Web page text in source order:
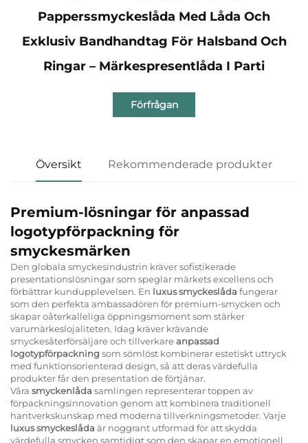
Papperssmyckeslåda Med Låda Och
Exklusiv Bandhandtag För Halsband Och
Ringar – Märkespresentlåda I Parti
Förfrågan
Översikt Rekommenderade produkter
Premium-lösningar för anpassad
logotypförpackning för
smyckesmärken
Den globala smyckesindustrin kräver sofistikerade
presentationslösningar som speglar märkets excellens och
förbättrar kundupplevelsen. En luxus smyckeslåda fungerar
som den perfekta ambassadören för premium-smycken och
skapar oåterkalleliga öppningsmoment som stärker
varumärkeslojaliteten. Idag kräver krävande
smyckesåterförsäljare och tillverkareanpassad
logotypförpackningsom sömlöst kombinerar estetiskt uttryck
med funktionsorienterad design, så att deras värdefulla
produkter får den presentation de förtjänar.
Våra smyckenlåda samlingen representerar toppen av
förpackningsinnovation genom att kombinera traditionell
hantverkskunskap med moderna tillverkningsmetoder. Varje
luxus smyckeslåda är noggrant utformad för att skydda
värdefulla smycken samtidigt som den skapar en emotionell